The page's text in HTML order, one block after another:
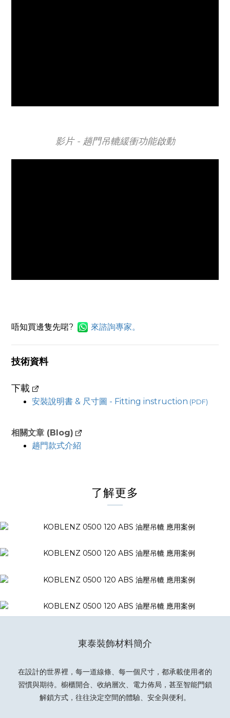
影片 - 趟門吊轆緩衝功能啟動
唔知買邊隻先啱? 來諮詢專家。
技術資料
下載
安裝說明書 & 尺寸圖 - Fitting instruction (PDF)
相關文章 (Blog)
趟門款式介紹
了解更多
東泰裝飾材料簡介
在設計的世界裡，每一道線條、每一個尺寸，都承載使用者的
習慣與期待。櫥櫃開合、收納層次、電力佈局，甚至智能門鎖
解鎖方式，往往決定空間的體驗、安全與便利。